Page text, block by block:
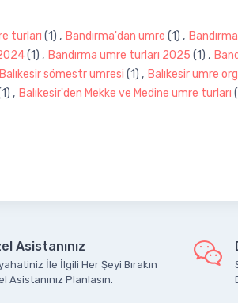
turları (1) , Bandırma'dan umre (1) ,
(1) , Bandırma umre turları 2025 (1) ,
Balıkesir sömestr umresi (1) , Balıkesir umre
, Balıkesir'den Mekke ve Medine umre turları
Asistanınız
İle İlgili Her Şeyi Bırakın
Asistanınız Planlasın.